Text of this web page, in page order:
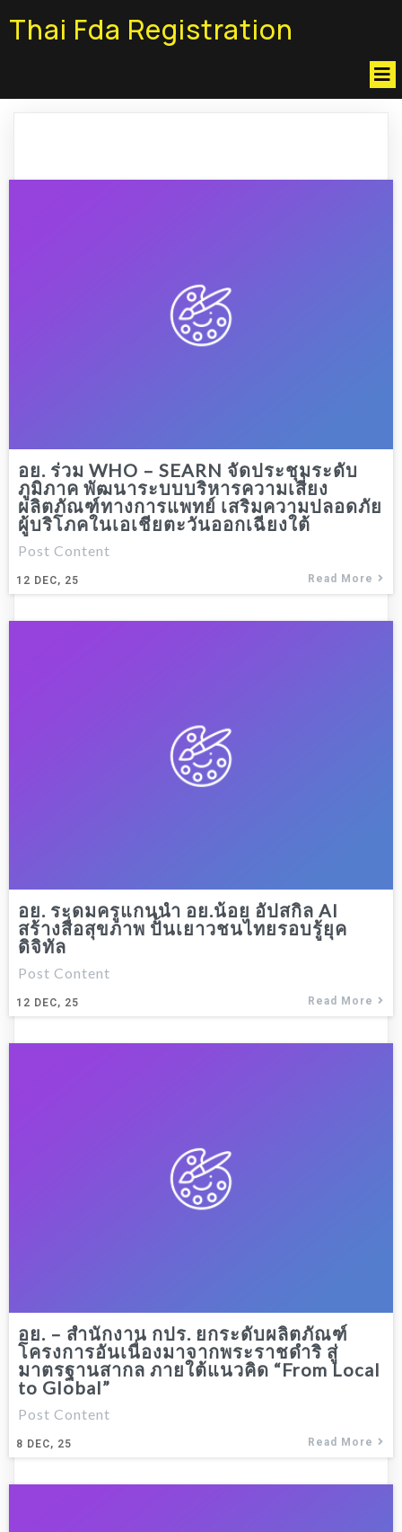
Thai Fda Registration
อย. ร่วม WHO – SEARN จัดประชุมระดับ
ภูมิภาค พัฒนาระบบบริหารความเสี่ยง
ผลิตภัณฑ์ทางการแพทย์ เสริมความปลอดภัย
ผู้บริโภคในเอเชียตะวันออกเฉียงใต้
12 DEC, 25
Post Content
Read More
อย. ระดมครูแกนนำ อย.น้อย อัปสกิล AI
สร้างสื่อสุขภาพ ปั้นเยาวชนไทยรอบรู้ยุค
ดิจิทัล
12 DEC, 25
Post Content
Read More
อย. – สำนักงาน กปร. ยกระดับผลิตภัณฑ์
โครงการอันเนื่องมาจากพระราชดำริ สู่
มาตรฐานสากล ภายใต้แนวคิด “From Local
to Global”
8 DEC, 25
Post Content
Read More